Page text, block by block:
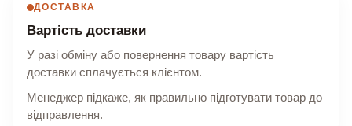
ДОСТАВКА
Вартість доставки
У разі обміну або повернення товару вартість
доставки сплачується клієнтом.
Менеджер підкаже, як правильно підготувати товар до
відправлення.